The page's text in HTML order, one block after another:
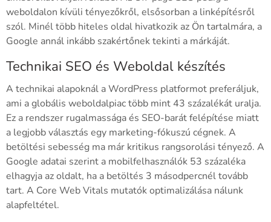
weboldalon kívüli tényezőkről, elsősorban a linképítésről
szól. Minél több hiteles oldal hivatkozik az Ön tartalmára, a
Google annál inkább szakértőnek tekinti a márkáját.
Technikai SEO és Weboldal készítés
A technikai alapoknál a WordPress platformot preferáljuk,
ami a globális weboldalpiac több mint 43 százalékát uralja.
Ez a rendszer rugalmassága és SEO-barát felépítése miatt
a legjobb választás egy marketing-fókuszú cégnek. A
betöltési sebesség ma már kritikus rangsorolási tényező. A
Google adatai szerint a mobilfelhasználók 53 százaléka
elhagyja az oldalt, ha a betöltés 3 másodpercnél tovább
tart. A Core Web Vitals mutatók optimalizálása nálunk
alapfeltétel.